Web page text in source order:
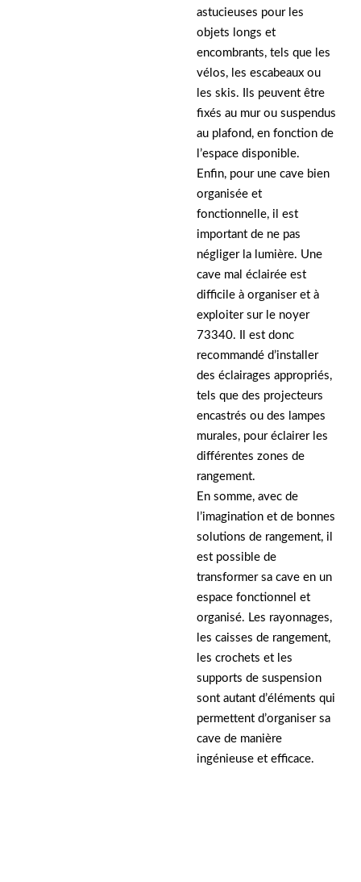
astucieuses pour les
objets longs et
encombrants, tels que les
vélos, les escabeaux ou
les skis. Ils peuvent être
fixés au mur ou suspendus
au plafond, en fonction de
l’espace disponible.
Enfin, pour une cave bien
organisée et
fonctionnelle, il est
important de ne pas
négliger la lumière. Une
cave mal éclairée est
difficile à organiser et à
exploiter sur le noyer
73340. Il est donc
recommandé d’installer
des éclairages appropriés,
tels que des projecteurs
encastrés ou des lampes
murales, pour éclairer les
différentes zones de
rangement.
En somme, avec de
l’imagination et de bonnes
solutions de rangement, il
est possible de
transformer sa cave en un
espace fonctionnel et
organisé. Les rayonnages,
les caisses de rangement,
les crochets et les
supports de suspension
sont autant d’éléments qui
permettent d’organiser sa
cave de manière
ingénieuse et efficace.